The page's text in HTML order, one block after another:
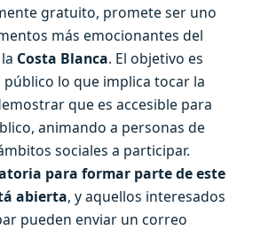
gratuito, promete ser uno
más emocionantes del
Costa Blanca. El objetivo es
lo que implica tocar la
que es accesible para
animando a personas de
sociales a participar.
para formar parte de este
abierta, y aquellos interesados
pueden enviar un correo